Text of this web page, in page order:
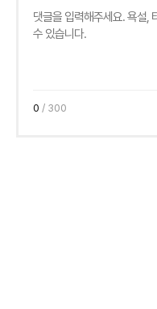
0 / 300